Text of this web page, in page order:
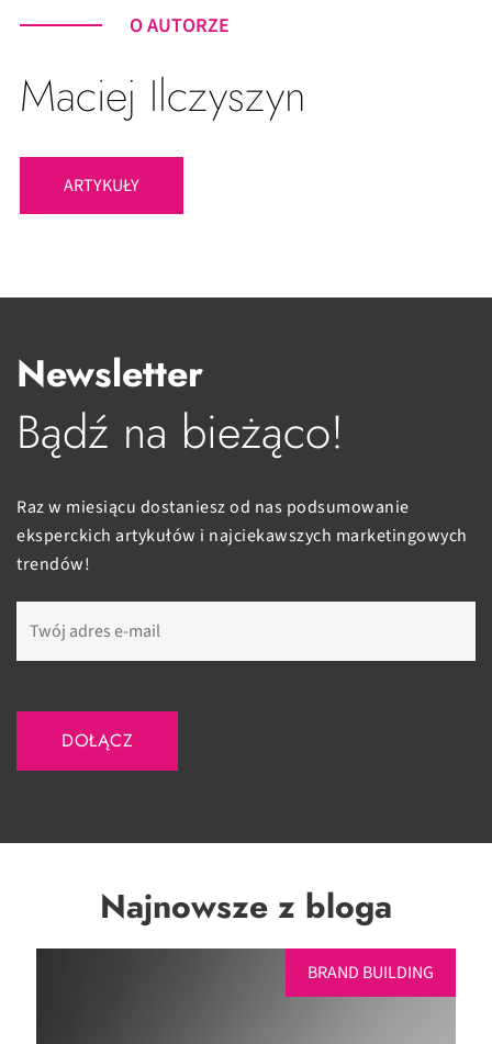
O AUTORZE
Maciej Ilczyszyn
ARTYKUŁY
Newsletter
Bądź na bieżąco!
Raz w miesiącu dostaniesz od nas podsumowanie
eksperckich artykułów i najciekawszych marketingowych
trendów!
Najnowsze z bloga
BRAND BUILDING